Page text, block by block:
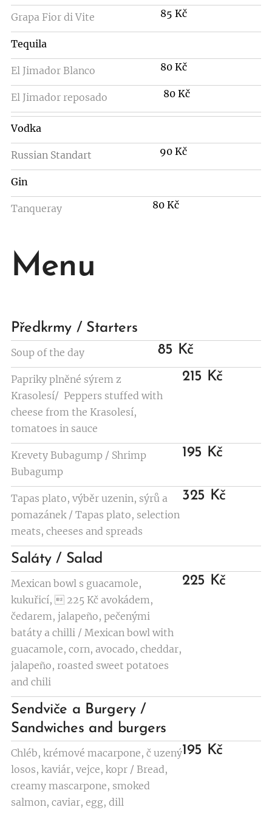
Grapa Fior di Vite 85 Kč
Tequila
El Jimador Blanco 80 Kč
El Jimador reposado 80 Kč
Vodka
Russian Standart 90 Kč
Gin
Tanqueray 80 Kč
Menu
Předkrmy / Starters
Soup of the day 85 Kč
Papriky plněné sýrem z
Krasolesí/ Peppers stuffed with
cheese from the Krasolesí,
tomatoes in sauce
215 Kč
Krevety Bubagump / Shrimp
Bubagump
195 Kč
Tapas plato, výběr uzenin, sýrů a
pomazánek / Tapas plato, selection
meats, cheeses and spreads
325 Kč
Saláty / Salad
Mexican bowl s guacamole,
kukuřicí,  225 Kč avokádem,
čedarem, jalapeño, pečenými
batáty a chilli / Mexican bowl with
guacamole, corn, avocado, cheddar,
jalapeño, roasted sweet potatoes
and chili
225 Kč
Sendviče a Burgery /
Sandwiches and burgers
Chléb, krémové macarpone, č uzený
losos, kaviár, vejce, kopr / Bread,
creamy mascarpone, smoked
salmon, caviar, egg, dill
195 Kč